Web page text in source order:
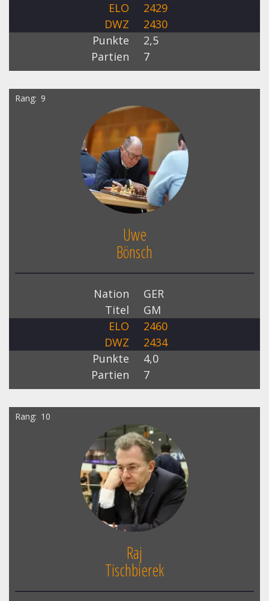
ELO
2429
DWZ
2430
Punkte
2,5
Partien
7
Rang 9
Uwe
Bönsch
Nation
GER
Titel
GM
ELO
2460
DWZ
2434
Punkte
4,0
Partien
7
Rang 10
Raj
Tischbierek